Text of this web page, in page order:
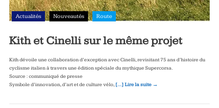
Actualités Nouveautés Route
Kith et Cinelli sur le même projet
Kith dévoile une collaboration d’exception avec Cinelli, revisitant 75 ans d’histoire du
cyclisme italien à travers une édition spéciale du mythique Supercorsa.
Source : communiqué de presse
Symbole d’innovation, d’art et de culture vélo, […] Lire la suite →